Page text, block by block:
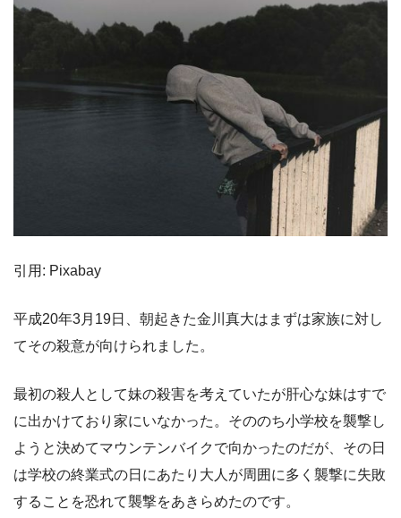
引用: Pixabay
平成20年3月19日、朝起きた金川真大はまずは家族に対し
てその殺意が向けられました。
最初の殺人として妹の殺害を考えていたが肝心な妹はすで
に出かけており家にいなかった。そののち小学校を襲撃し
ようと決めてマウンテンバイクで向かったのだが、その日
は学校の終業式の日にあたり大人が周囲に多く襲撃に失敗
することを恐れて襲撃をあきらめたのです。